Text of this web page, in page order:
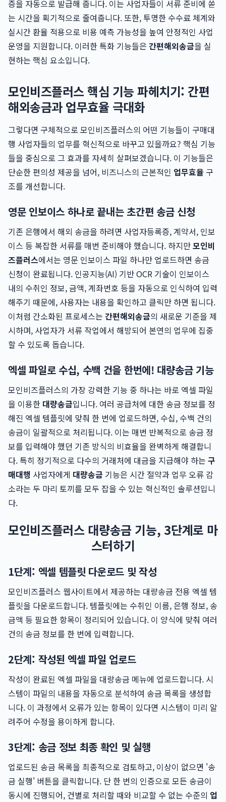
증을 자동으로 발급해 줍니다. 이는 사업자들이 서류 준비에 쏟
는 시간을 획기적으로 줄여줍니다. 또한, 투명한 수수료 체계와
실시간 환율 적용으로 비용 예측 가능성을 높여 안정적인 사업
운영을 지원합니다. 이러한 특화 기능들은 간편해외송금을 실
현하는 핵심 요소입니다.
모인비즈플러스 핵심 기능 파헤치기: 간편
해외송금과 업무효율 극대화
그렇다면 구체적으로 모인비즈플러스의 어떤 기능들이 구매대
행 사업자들의 업무를 혁신적으로 바꾸고 있을까요? 핵심 기능
들을 중심으로 그 효과를 자세히 살펴보겠습니다. 이 기능들은
단순한 편의성 제공을 넘어, 비즈니스의 근본적인 업무효율 구
조를 개선합니다.
영문 인보이스 하나로 끝내는 초간편 송금 신청
기존 은행에서 해외 송금을 하려면 사업자등록증, 계약서, 인보
이스 등 복잡한 서류를 매번 준비해야 했습니다. 하지만모인비
즈플러스에서는 영문 인보이스 파일 하나만 업로드하면 송금
신청이 완료됩니다. 인공지능(AI) 기반 OCR 기술이 인보이스
내의 수취인 정보, 금액, 계좌번호 등을 자동으로 인식하여 입력
해주기 때문에, 사용자는 내용을 확인하고 클릭만 하면 됩니다.
이처럼 간소화된 프로세스는 간편해외송금의 새로운 기준을 제
시하며, 사업자가 서류 작업에서 해방되어 본연의 업무에 집중
할 수 있도록 돕습니다.
엑셀 파일로 수십, 수백 건을 한번에! 대량송금 기능
모인비즈플러스의 가장 강력한 기능 중 하나는 바로 엑셀 파일
을 이용한 대량송금입니다. 여러 공급처에 대한 송금 정보를 정
해진 엑셀 템플릿에 맞춰 한 번에 업로드하면, 수십, 수백 건의
송금이 일괄적으로 처리됩니다. 이는 매번 반복적으로 송금 정
보를 입력해야 했던 기존 방식의 비효율을 완벽하게 해결합니
다. 특히 정기적으로 다수의 거래처에 대금을 지급해야 하는 구
매대행 사업자에게 대량송금 기능은 시간 절약과 업무 오류 감
소라는 두 마리 토끼를 모두 잡을 수 있는 혁신적인 솔루션입니
다.
모인비즈플러스 대량송금 기능, 3단계로 마
스터하기
1단계: 엑셀 템플릿 다운로드 및 작성
모인비즈플러스 웹사이트에서 제공하는 대량송금 전용 엑셀 템
플릿을 다운로드합니다. 템플릿에는 수취인 이름, 은행 정보, 송
금액 등 필요한 항목이 정리되어 있습니다. 이 양식에 맞춰 여러
건의 송금 정보를 한 번에 입력합니다.
2단계: 작성된 엑셀 파일 업로드
작성이 완료된 엑셀 파일을 대량송금 메뉴에 업로드합니다. 시
스템이 파일의 내용을 자동으로 분석하여 송금 목록을 생성합
니다. 이 과정에서 오류가 있는 항목이 있다면 시스템이 미리 알
려주어 수정을 용이하게 합니다.
3단계: 송금 정보 최종 확인 및 실행
업로드된 송금 목록을 최종적으로 검토하고, 이상이 없으면 '송
금 실행' 버튼을 클릭합니다. 단 한 번의 인증으로 모든 송금이
동시에 진행되어, 건별로 처리할 때와 비교할 수 없는 수준의 업